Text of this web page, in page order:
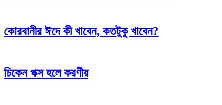
কোরবানীর ঈদে কী খাবেন, কতটুকু খাবেন?
চিকেন পক্স হলে করণীয়